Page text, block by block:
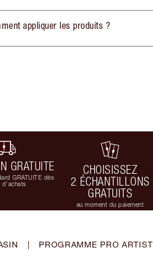
appliquer les produits ?
GRATUITE
GRATUITE dès
d'achats
CHOISISSEZ
2 ÉCHANTILLONS
GRATUITS
au moment du paiement
| PROGRAMME PRO ARTIST